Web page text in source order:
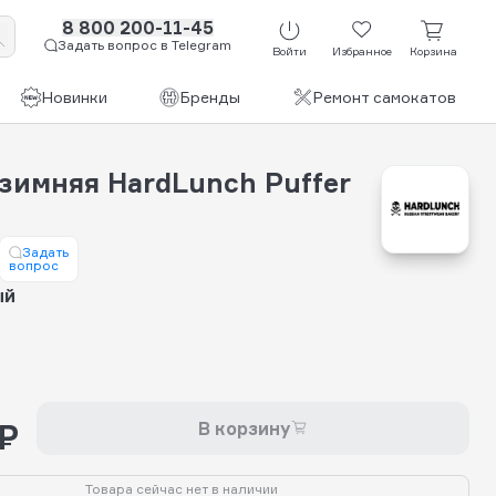
8 800 200-11-45
Задать вопрос в Telegram Войти Избранное Корзина
Новинки Бренды Ремонт самокатов
HardLunch Puffer
Задать
вопрос
В корзину
Товара сейчас нет в наличии